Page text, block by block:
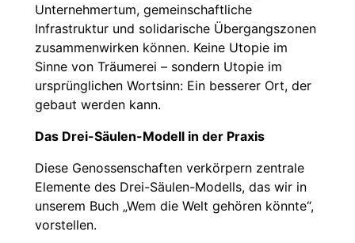
Unternehmertum, gemeinschaftliche
Infrastruktur und solidarische Übergangszonen
zusammenwirken können. Keine Utopie im
Sinne von Träumerei – sondern Utopie im
ursprünglichen Wortsinn: Ein besserer Ort, der
gebaut werden kann.
Das Drei-Säulen-Modell in der Praxis
Diese Genossenschaften verkörpern zentrale
Elemente des Drei-Säulen-Modells, das wir in
unserem Buch „Wem die Welt gehören könnte“,
vorstellen.